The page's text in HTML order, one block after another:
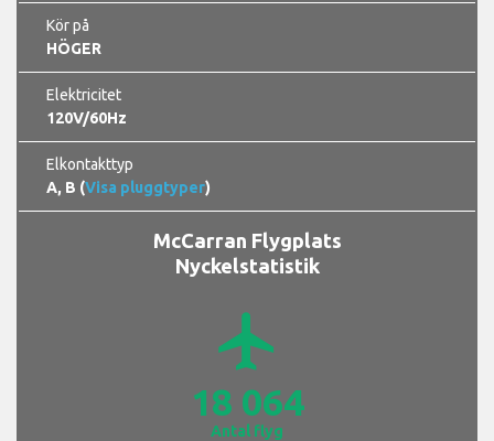
Kör på
HÖGER
Elektricitet
120V/60Hz
Elkontakttyp
A, B (Visa pluggtyper)
McCarran Flygplats
Nyckelstatistik
airplanemode_active
18 064
Antal flyg